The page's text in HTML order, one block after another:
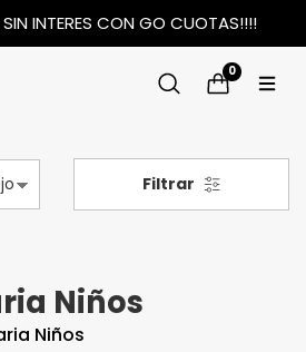
INTERES CON GO CUOTAS!!!!
0
Filtrar
Niños
Niños